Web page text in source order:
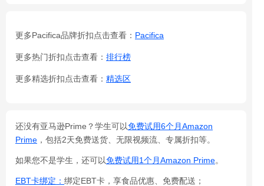
更多Pacifica品牌折扣点击查看： Pacifica
更多热门折扣点击查看： 排行榜
更多精选折扣点击查看： 精选区
还没有亚马逊Prime？学生可以免费试用6个月Amazon
Prime ，包括2天免费送货、无限视频流、专属折扣等。
如果您不是学生，还可以免费试用1个月Amazon Prime。
EBT卡绑定： 绑定EBT卡，享食品优惠、免费配送；